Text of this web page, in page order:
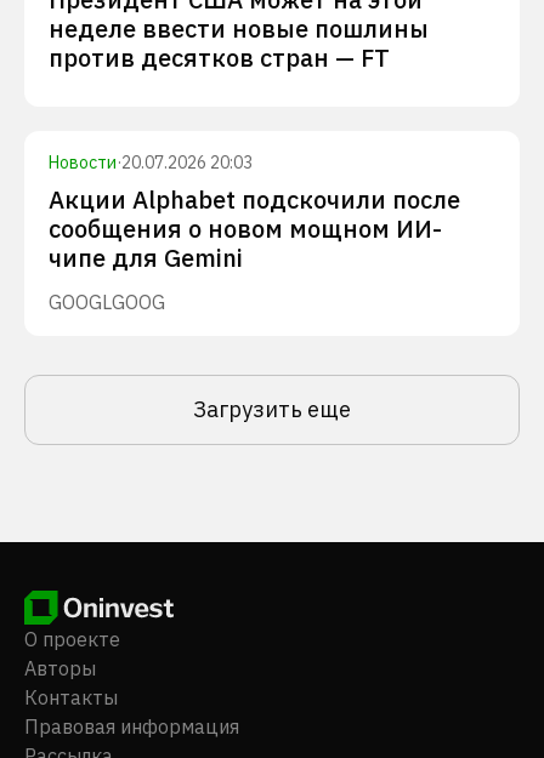
неделе ввести новые пошлины
против десятков стран — FT
Новости·20.07.2026 20:03
Акции Alphabet подскочили после
сообщения о новом мощном ИИ-
чипе для Gemini
GOOGLGOOG
Загрузить еще
О проекте
Авторы
Контакты
Правовая информация